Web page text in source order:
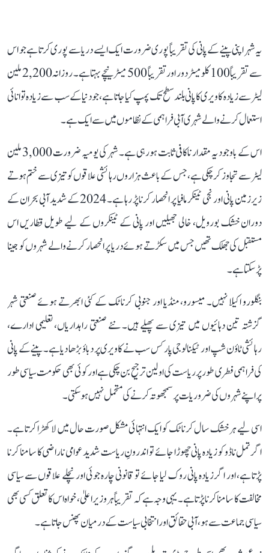
یہ شہر اپنی پینے کے پانی کی تقریباً پوری ضرورت ایک ایسے دریا سے پوری کرتا ہے جو اس
سے تقریباً 100 کلومیٹر دور اور تقریباً 500 میٹر نیچے بہتا ہے۔ روزانہ 2,200 ملین
لیٹر سے زیادہ کاویری کا پانی بلند سطح تک پمپ کیا جاتا ہے، جو دنیا کے سب سے زیادہ توانائی
استعمال کرنے والے شہری آبی فراہمی کے نظاموں میں سے ایک ہے۔
اس کے باوجود یہ مقدار ناکافی ثابت ہو رہی ہے۔ شہر کی یومیہ ضرورت 3,000 ملین
لیٹر سے تجاوز کر چکی ہے، جس کے باعث ہزاروں رہائشی علاقوں کو تیزی سے ختم ہوتے
زیرزمین پانی اور نجی ٹینکر مافیا پر انحصار کرنا پڑ رہا ہے۔ 2024 کے شدید آبی بحران کے
دوران خشک بورویل، خالی جھیلیں اور پانی کے ٹینکروں کے لیے طویل قطاریں اس
مستقبل کی جھلک تھیں جس میں سکڑتے ہوئے دریا پر انحصار کرنے والے شہروں کو جینا
پڑ سکتا ہے۔
بنگلورو اکیلا نہیں۔ میسورو، منڈیا اور جنوبی کرناٹک کے کئی ابھرتے ہوئے صنعتی شہر
گزشتہ تین دہائیوں میں تیزی سے پھیلے ہیں۔ نئے صنعتی راہداریاں، تعلیمی ادارے،
رہائشی ٹاؤن شپ اور ٹیکنالوجی پارکس سب نے کاویری پر دباؤ بڑھا دیا ہے۔ پینے کے پانی
کی فراہمی فطری طور پر ریاست کی اولین ترجیح بن چکی ہے اور کوئی بھی حکومت سیاسی طور
پر اپنے شہروں کی ضروریات پر سمجھوتہ کرنے کی متحمل نہیں ہو سکتی۔
اسی لیے ہر خشک سال کرناٹک کو ایک انتہائی مشکل صورت حال میں لا کھڑا کرتا ہے۔
اگر تمل ناڈو کو زیادہ پانی چھوڑا جائے تو اندرونِ ریاست شدید عوامی ناراضی کا سامنا کرنا
پڑتا ہے، اور اگر زیادہ پانی روک لیا جائے تو قانونی چارہ جوئی اور نچلے علاقوں سے سیاسی
مخالفت کا سامنا کرنا پڑتا ہے۔ یہی وجہ ہے کہ تقریباً ہر وزیر اعلیٰ، خواہ اس کا تعلق کسی بھی
سیاسی جماعت سے ہو، آبی حقائق اور انتخابی سیاست کے درمیان پھنس جاتا ہے۔